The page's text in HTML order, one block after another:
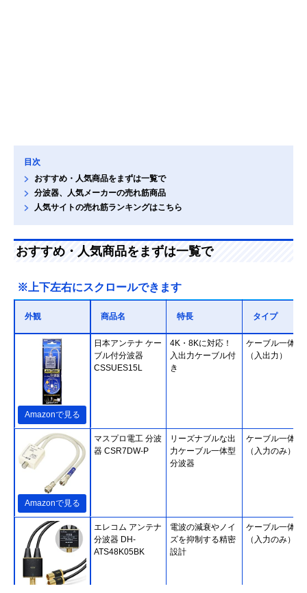
目次
おすすめ・人気商品をまずは一覧で
分波器、人気メーカーの売れ筋商品
人気サイトの売れ筋ランキングはこちら
おすすめ・人気商品をまずは一覧で
※上下左右にスクロールできます
外観 商品名 特長 タイプ
Amazonで見る
日本アンテナ ケー
ブル付分波器
CSSUES15L
4K・8Kに対応！
入出力ケーブル付
き
ケーブル一体型
（入出力）
Amazonで見る
マスプロ電工 分波
器 CSR7DW-P
リーズナブルな出
力ケーブル一体型
分波器
ケーブル一体型
（入力のみ）
エレコム アンテナ
分波器 DH-
ATS48K05BK
電波の減衰やノイ
ズを抑制する精密
設計
ケーブル一体型
（入力のみ）